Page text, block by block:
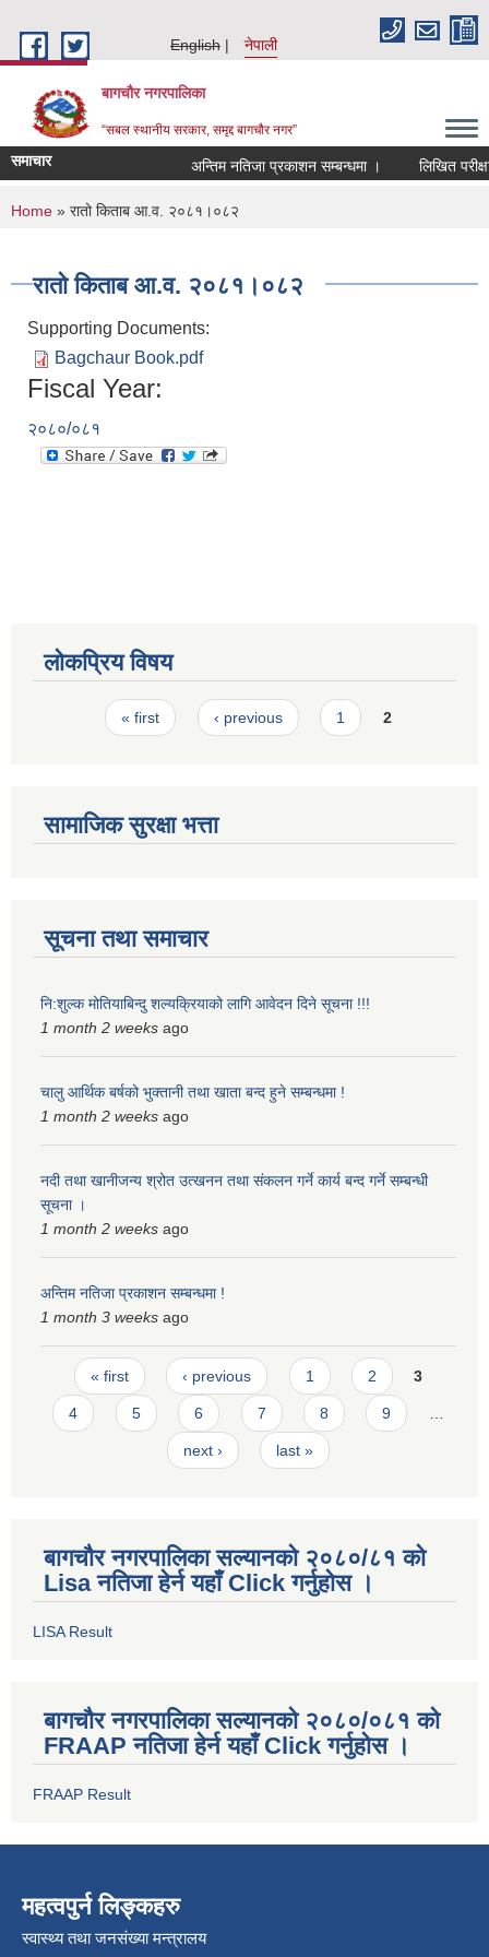
English
नेपाली
बागचौर नगरपालिका
“सबल स्थानीय सरकार, समृद्द बागचौर नगर”
समाचार अन्तिम नतिजा प्रकाशन सम्बन्धमा । लिखित
You are here
Home » रातो किताब आ.व. २०८१।०८२
रातो किताब आ.व. २०८१।०८२
Supporting Documents:
Bagchaur Book.pdf
Fiscal Year:
२०८०/०८१
लोकप्रिय विषय
Pages« first ‹ previous 1 2
सामाजिक सुरक्षा भत्ता
सूचना तथा समाचार
नि:शुल्क मोतियाबिन्दु शल्यक्रियाको लागि आवेदन दिने सूचना !!!
1 month 2 weeks ago
चालु आर्थिक बर्षको भुक्तानी तथा खाता बन्द हुने सम्बन्धमा !
1 month 2 weeks ago
नदी तथा खानीजन्य श्रोत उत्खनन तथा संकलन गर्ने कार्य बन्द गर्ने सम्बन्धी
सूचना ।
1 month 2 weeks ago
अन्तिम नतिजा प्रकाशन सम्बन्धमा !
1 month 3 weeks ago
Pages
« first ‹ previous 1 2 3
4 5 6 7 8 9 …
next › last »
बागचौर नगरपालिका सल्यानको २०८०/८१ को
Lisa नतिजा हेर्न यहाँ Click गर्नुहोस ।
LISA Result
बागचौर नगरपालिका सल्यानको २०८०/०८१ को
FRAAP नतिजा हेर्न यहाँ Click गर्नुहोस ।
FRAAP Result
महत्वपुर्न लिङ्कहरु
स्वास्थ्य तथा जनसंख्या मन्त्रालय